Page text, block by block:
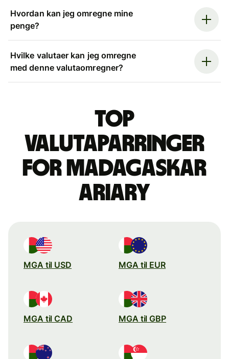
Hvordan kan jeg omregne mine
penge?
Hvilke valutaer kan jeg omregne
med denne valutaomregner?
Top
valutaparringer
for madagaskar
ariary
MGA til USD MGA til EUR
MGA til CAD MGA til GBP